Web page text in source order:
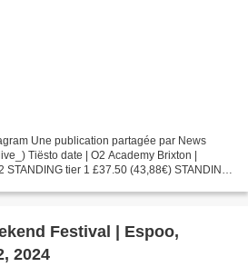
Une publication partagée par News
Tiësto date | O2 Academy Brixton |
STANDING tier 1 £37.50 (43,88€) STANDING
Festival | Espoo,
2024